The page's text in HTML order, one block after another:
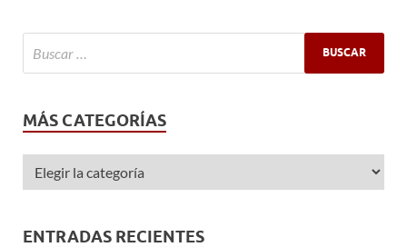
MÁS CATEGORÍAS
ENTRADAS RECIENTES